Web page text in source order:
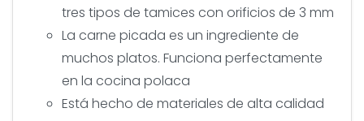
tres tipos de tamices con orificios de 3 mm
La carne picada es un ingrediente de
muchos platos. Funciona perfectamente
en la cocina polaca
Está hecho de materiales de alta calidad